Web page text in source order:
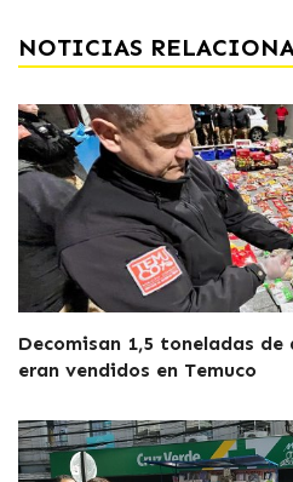
NOTICIAS
Decomisan 1,5 toneladas
eran vendidos en Temuco